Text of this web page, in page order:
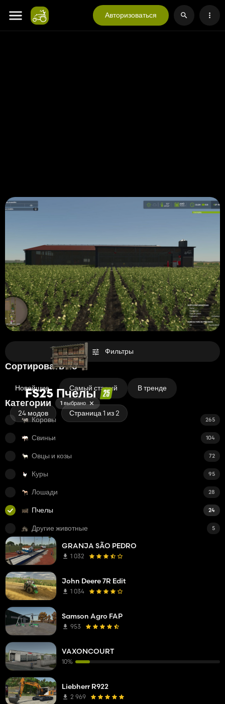
Авторизоваться
FS25 Пчелы
24 модов Страница 1 из 2
Фильтры
Сортировать по
Новейшие Самый старый В тренде
Категории 1 выбрано
Коровы 265
Свиньи 104
Овцы и козы 72
Куры 95
Лошади 28
Пчелы 24
Другие животные 5
GRANJA SÃO PEDRO
1 032
John Deere 7R Edit
1 034
Samson Agro FAP
953
VAXONCOURT
10%
Liebherr R922
2 969